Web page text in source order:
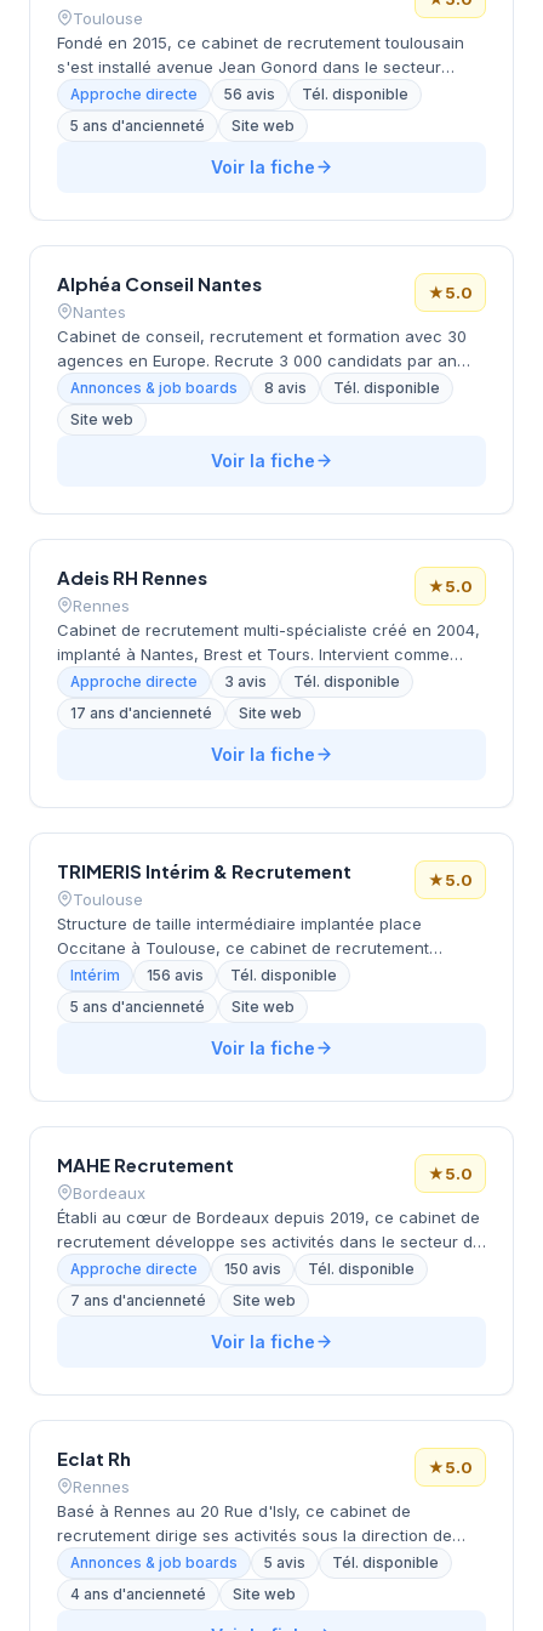
Toulouse
Fondé en 2015, ce cabinet de recrutement toulousain
s'est installé avenue Jean Gonord dans le secteur
dynamique de la ville rose. Dirigé par Medard, il
s'appuie sur une expertise de près de 10 ans pour
accompagner entreprises et candidats dans leurs
projets de recrutement. La structure affiche une
Approche directe 56 avis
Tél. disponible
5 ans d'ancienneté
Site web
Voir la fiche
Alphéa Conseil Nantes
Nantes
★5.0
Cabinet de conseil, recrutement et formation avec 30
agences en Europe. Recrute 3 000 candidats par an
avec un délai moyen de 28 jours. Taux de satisfaction
client de 93%. Spécialisé dans les secteurs de
l'industrie, la restauration et la logistique, proposant des
postes en CDI et CDD.
Annonces & job boards 8 avis
Tél. disponible
Site web
Voir la fiche
Adeis RH Rennes
Rennes
★5.0
Cabinet de recrutement multi-spécialiste créé en 2004,
implanté à Nantes, Brest et Tours. Intervient comme
partenaire de proximité sur l'ouest de la France.
Propose recrutement par approche directe ou mixte,
outplacement et bilan de compétences. Dispose d'outils
de sourcing et d'un savoir-faire en chasse de tête.
Approche directe 3 avis
Tél. disponible
17 ans d'ancienneté
Site web
Voir la fiche
TRIMERIS Intérim & Recrutement
Toulouse
★5.0
Structure de taille intermédiaire implantée place
Occitane à Toulouse, ce cabinet de recrutement
développe ses activités sous la direction de BOUTES-
CHAGNAUD. La société bénéficie d'un positionnement
central dans la métropole toulousaine, lui permettant de
rayonner sur l'ensemble du bassin d'emploi régional.
et candidats de la région Occitanie.
Intérim 156 avis
Tél. disponible
5 ans d'ancienneté
Site web
Voir la fiche
MAHE Recrutement
Bordeaux
★5.0
Établi au cœur de Bordeaux depuis 2019, ce cabinet de
recrutement développe ses activités dans le secteur de
l'accompagnement en ressources humaines. MARION
CARLES dirige cette SARL qui s'appuie sur une
approche personnalisée du placement professionnel.
La structure affiche une excellente réputation client
partenaires.
Approche directe 150 avis
Tél. disponible
7 ans d'ancienneté
Site web
Voir la fiche
Eclat Rh
Rennes
★5.0
Basé à Rennes au 20 Rue d'Isly, ce cabinet de
recrutement dirige ses activités sous la direction de
LIMERY. La structure fonctionne exclusivement sur
rendez-vous, privilégiant un accompagnement
personnalisé de ses clients et candidats. L'entreprise
Annonces & job boards 5 avis
Tél. disponible
4 ans d'ancienneté
Site web